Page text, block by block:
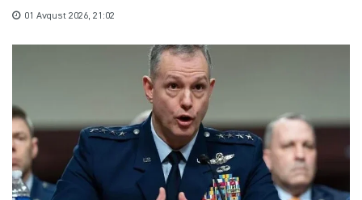
01 Avqust 2026, 21:02